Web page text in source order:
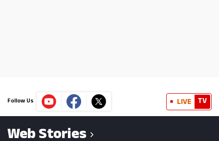
Follow Us LIVE TV
Web Stories